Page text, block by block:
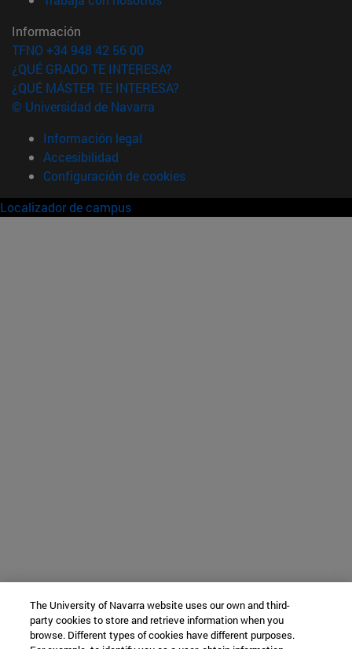
Información
TFNO +34 948 42 56 00
¿QUÉ GRADO TE INTERESA?
¿QUÉ MÁSTER TE INTERESA?
© Universidad de Navarra
Información legal
Accesibilidad
Configuración de cookies
Localizador de campus
The University of Navarra website uses our own and third-
party cookies to store and retrieve information when you
browse. Different types of cookies have different purposes.